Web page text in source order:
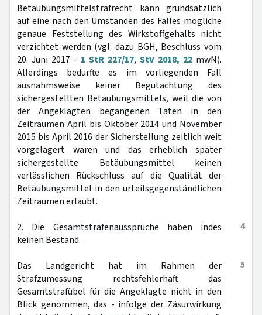
Betäubungsmittelstrafrecht kann grundsätzlich
auf eine nach den Umständen des Falles mögliche
genaue Feststellung des Wirkstoffgehalts nicht
verzichtet werden (vgl. dazu BGH, Beschluss vom
20. Juni 2017 - 1 StR 227/17, StV 2018, 22 mwN).
Allerdings bedurfte es im vorliegenden Fall
ausnahmsweise keiner Begutachtung des
sichergestellten Betäubungsmittels, weil die von
der Angeklagten begangenen Taten in den
Zeiträumen April bis Oktober 2014 und November
2015 bis April 2016 der Sicherstellung zeitlich weit
vorgelagert waren und das erheblich später
sichergestellte Betäubungsmittel keinen
verlässlichen Rückschluss auf die Qualität der
Betäubungsmittel in den urteilsgegenständlichen
Zeiträumen erlaubt.
4
2. Die Gesamtstrafenaussprüche haben indes
keinen Bestand.
5
Das Landgericht hat im Rahmen der
Strafzumessung rechtsfehlerhaft das
Gesamtstrafübel für die Angeklagte nicht in den
Blick genommen, das - infolge der Zäsurwirkung